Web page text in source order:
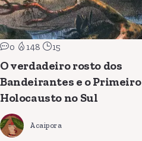
0 148 15
O verdadeiro rosto dos
Bandeirantes e o Primeiro
Holocausto no Sul
Acaipora